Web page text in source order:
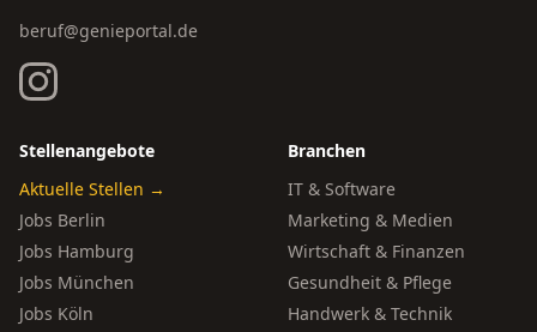
beruf@genieportal.de
Stellenangebote
Aktuelle Stellen →
Jobs Berlin
Jobs Hamburg
Jobs München
Jobs Köln
Branchen
IT & Software
Marketing & Medien
Wirtschaft & Finanzen
Gesundheit & Pflege
Handwerk & Technik